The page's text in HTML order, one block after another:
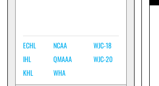
ECHL
IHL
KHL
NCAA
QMAAA
WHA
WJC-18
WJC-20